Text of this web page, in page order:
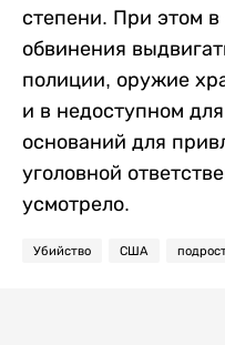
степени. При этом
обвинения
полиции, оружие
и в недоступном
оснований для
уголовной
усмотрело.
Убийство США